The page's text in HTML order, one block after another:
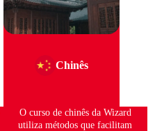
Chinês
O curso de chinês da Wizard
utiliza métodos que facilitam